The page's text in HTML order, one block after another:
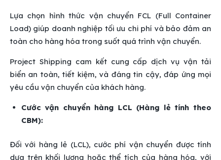
Lựa chọn hình thức vận chuyển FCL (Full Container
Load) giúp doanh nghiệp tối ưu chi phí và bảo đảm an
toàn cho hàng hóa trong suốt quá trình vận chuyển.
Project Shipping cam kết cung cấp dịch vụ vận tải
biển an toàn, tiết kiệm, và đáng tin cậy, đáp ứng mọi
yêu cầu vận chuyển của khách hàng.
Cước vận chuyển hàng LCL (Hàng lẻ tính theo
CBM):
Đối với hàng lẻ (LCL), cước phí vận chuyển được tính
dựa trên khối lượng hoặc thể tích của hàng hóa, với